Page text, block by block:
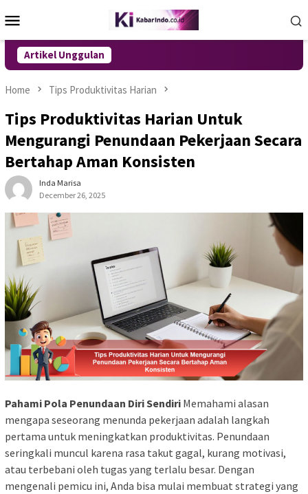
to
Menu
Artikel Unggulan
Home Tips Produktivitas Harian
Tips Produktivitas Harian Untuk
Mengurangi Penundaan Pekerjaan Secara
Bertahap Aman Konsisten
Inda Marisa
December 26, 2025
Pahami Pola Penundaan Diri Sendiri Memahami alasan
mengapa seseorang menunda pekerjaan adalah langkah
pertama untuk meningkatkan produktivitas. Penundaan
seringkali muncul karena rasa takut gagal, kurang motivasi,
atau terbebani oleh tugas yang terlalu besar. Dengan
mengenali pemicu ini, Anda bisa mulai membuat strategi yang